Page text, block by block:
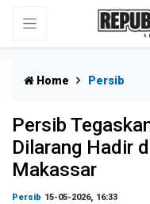
Home Persib
Persib
Dilarang Hadir
Makassar
Persib 15-05-2026, 16:33